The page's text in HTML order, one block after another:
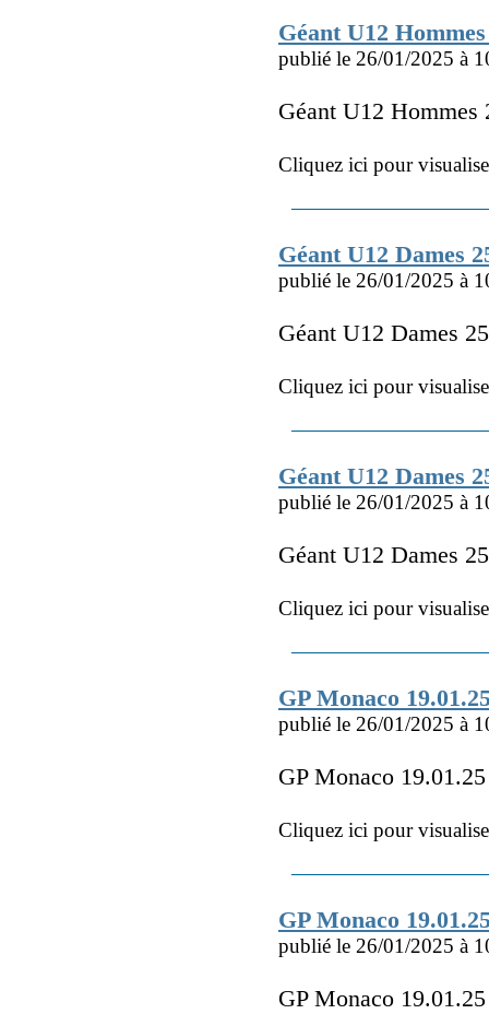
Géant U12
publié le 26/01/2025 à
Géant U12 Hommes
Cliquez ici pour
Géant U12 Dames
publié le 26/01/2025 à
Géant U12 Dames
Cliquez ici pour
Géant U12 Dames
publié le 26/01/2025 à
Géant U12 Dames
Cliquez ici pour
GP Monaco
publié le 26/01/2025 à
GP Monaco
Cliquez ici pour
GP Monaco
publié le 26/01/2025 à
GP Monaco